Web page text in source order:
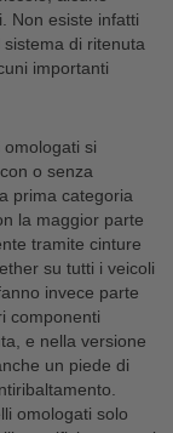
Non esiste infatti
di ritenuta
importanti
omologati si
o senza
prima categoria
la maggior parte
tramite cinture
su tutti i veicoli
invece parte
componenti
e nella versione
un piede di
omologati solo